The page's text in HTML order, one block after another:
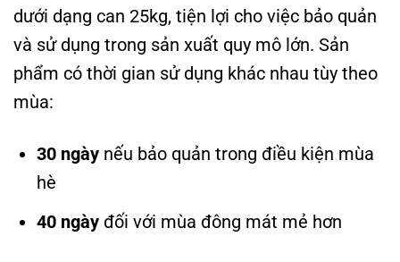
dưới dạng can 25kg, tiện lợi cho việc bảo quản
và sử dụng trong sản xuất quy mô lớn. Sản
phẩm có thời gian sử dụng khác nhau tùy theo
mùa:
30 ngày nếu bảo quản trong điều kiện mùa
hè
40 ngày đối với mùa đông mát mẻ hơn